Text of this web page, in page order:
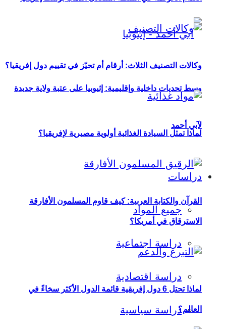
وسط تحديات داخلية وإقليمية: إثيوبيا على عتبة ولاية جديدة
لآبي أحمد
دراسات
جميع المواد
دراسة اجتماعية
دراسة اقتصادية
دراسة سياسية
وكالات التصنيف الثلاث: أرقام أم تحيّز في تقييم دول إفريقيا؟
لماذا تمثل السيادة الغذائية أولوية مصيرية لإفريقيا؟
القرآن والكتابة العربية: كيف قاوم المسلمون الأفارقة
الاسترقاق في أمريكا؟
لماذا تحتل 6 دول إفريقية قائمة الدول الأكثر سخاءً في
العالم؟